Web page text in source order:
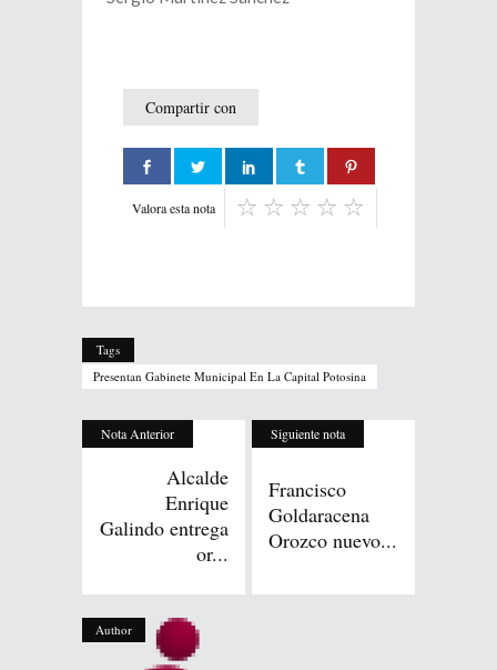
Compartir con
Valora esta nota
Tags
Presentan Gabinete Municipal En La Capital Potosina
Nota Anterior
Alcalde
Enrique
Galindo entrega
or...
Siguiente nota
Francisco
Goldaracena
Orozco nuevo...
Author